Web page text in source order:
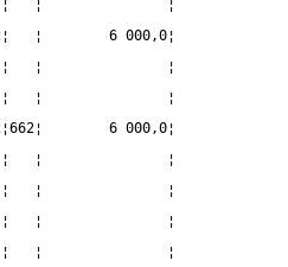
¦   ¦               ¦
¦        6 000,0¦
¦   ¦               ¦
¦   ¦               ¦
6 000,0¦
¦   ¦               ¦
¦   ¦               ¦
¦   ¦               ¦
¦   ¦               ¦